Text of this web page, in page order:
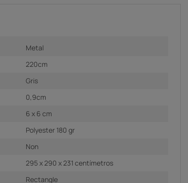
Metal
220cm
Gris
0,9cm
6 x 6 cm
Polyester 180 gr
Non
295 x 290 x 231 centímetros
Rectangle